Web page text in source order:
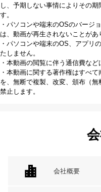
し、予期しない事情によりその
す。
・パソコンや端末のOSのバージ
は、動画が再生されないことがあ
・パソコンや端末のOS、アプリ
たしません。
・本動画の閲覧に伴う通信費など
・本動画に関する著作権はすべ
を、無断で複製、改変、頒布（
禁止します。
会社概要